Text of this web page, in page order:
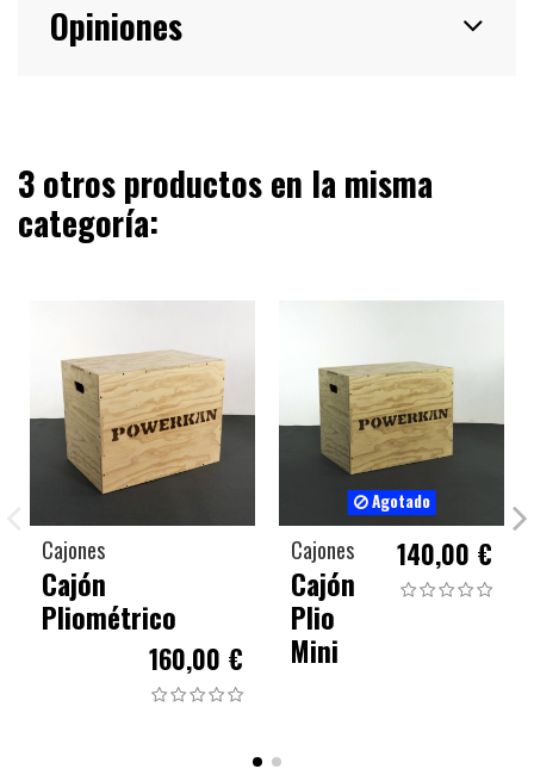
Opiniones
3 otros productos en la misma
categoría:
Cajones
Cajón
Pliométrico
160,00 €
Agotado
Cajones
Cajón
Plio
Mini
140,00 €